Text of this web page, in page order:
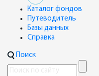
Каталог фондов
Путеводитель
Базы данных
Справка
Поиск